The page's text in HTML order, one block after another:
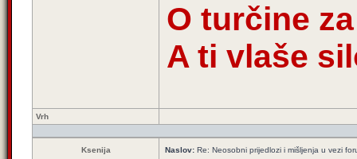
O turčine
A ti vlaše
Vrh
Ksenija Naslov: Re: Neosobni prijedlozi i mišljenja u vezi